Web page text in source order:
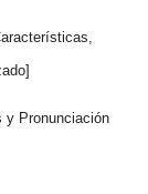
y Pronunciación